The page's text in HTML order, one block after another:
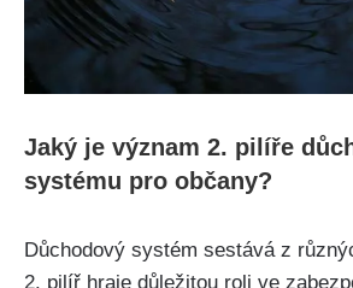
Jaký je význam 2. pilíře
systému pro občany?
Důchodový systém sestává z
2. pilíř hraje důležitou roli ve